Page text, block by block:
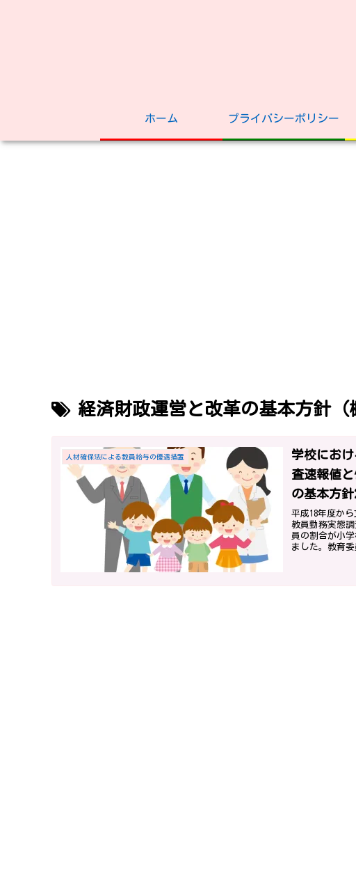
ホーム プライバシーポリシー
経済財政運営と改革の基本方針（
人材確保法による教員給与の優遇措置
学校にお
査速報値
の基本方針
平成18年度か
教員勤務実態
員の割合が小
ました。教育